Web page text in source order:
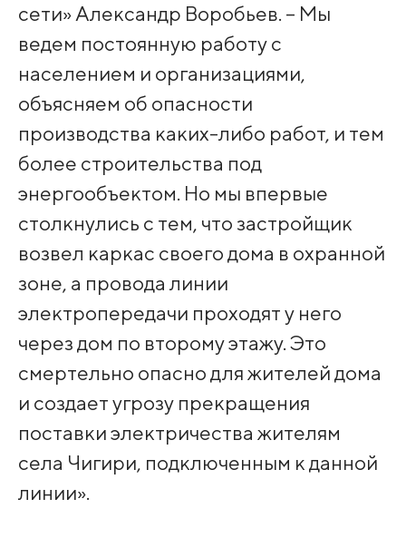
сети» Александр Воробьев. – Мы
ведем постоянную работу с
населением и организациями,
объясняем об опасности
производства каких-либо работ, и тем
более строительства под
энергообъектом. Но мы впервые
столкнулись с тем, что застройщик
возвел каркас своего дома в охранной
зоне, а провода линии
электропередачи проходят у него
через дом по второму этажу. Это
смертельно опасно для жителей дома
и создает угрозу прекращения
поставки электричества жителям
села Чигири, подключенным к данной
линии».